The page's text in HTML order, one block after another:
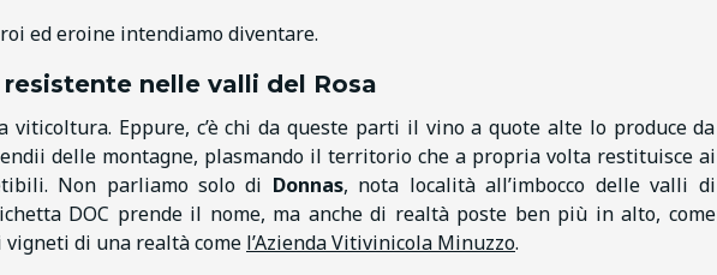
ed eroine intendiamo diventare.
nelle valli del Rosa
viticoltura. Eppure, c’è chi da queste parti il vino a quote alte lo produce da
delle montagne, plasmando il territorio che a propria volta restituisce ai
Non parliamo solo di Donnas, nota località all’imbocco delle valli di
DOC prende il nome, ma anche di realtà poste ben più in alto, come
vigneti di una realtà come l’Azienda Vitivinicola Minuzzo.